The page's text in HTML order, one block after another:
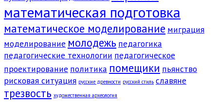
математическая подготовка
математическое моделирование миграция
моделирование молодежь педагогика
педагогические технологии педагогическое
проектирование политика помещики пьянство
рисковая ситуация русские древности русский стиль славяне
трезвость художественная археология